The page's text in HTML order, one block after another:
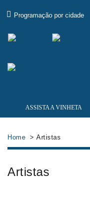
Programação por cidade
ASSISTA A VINHETA
Home > Artistas
Artistas